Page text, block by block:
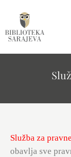
Služba za
obavlja sve